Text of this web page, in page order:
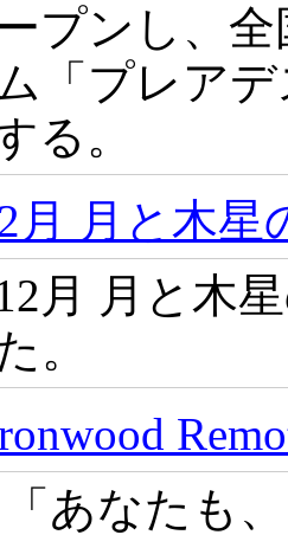
プンし、
「プレア
る。
月 月と木
月 月と木
。
あなたも